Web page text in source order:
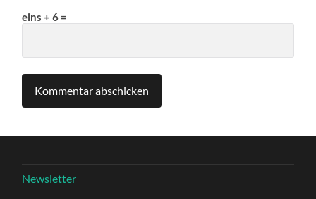
eins + 6 =
Newsletter